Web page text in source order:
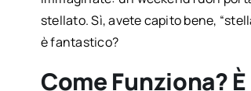
stellato. Sì, avete capito bene,
è fantastico?
Come Funziona?